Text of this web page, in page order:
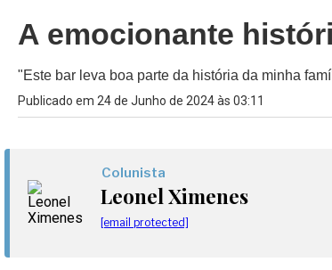
A emocionante
"Este bar leva boa parte da história da minha
Publicado em 24 de Junho de 2024 às 03:11
Colunista
Leonel Ximenes
[email protected]